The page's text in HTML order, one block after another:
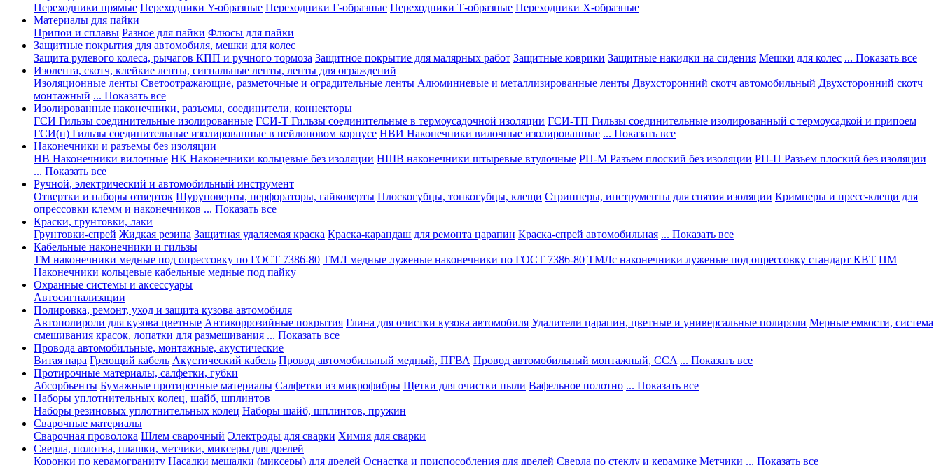
Переходники прямые Переходники Y-образные Переходники Г-образные Переходники Т-образные Переходники Х-образные
Материалы для пайки
Припои и сплавы Разное для пайки Флюсы для пайки
Защитные покрытия для автомобиля, мешки для колес
Защита рулевого колеса, рычагов КПП и ручного тормоза Защитное покрытие для малярных работ Защитные коврики Защитные накидки на сидения Мешки для колес ... Показать все
Изолента, скотч, клейкие ленты, сигнальные ленты, ленты для ограждений
Изоляционные ленты Светоотражающие, разметочные и оградительные ленты Алюминиевые и металлизированные ленты Двухсторонний скотч автомобильный Двухсторонний скотч
монтажный ... Показать все
Изолированные наконечники, разъемы, соединители, коннекторы
ГСИ Гильзы соединительные изолированные ГСИ-Т Гильзы соединительные в термоусадочной изоляции ГСИ-ТП Гильзы соединительные изолированный с термоусадкой и припоем
ГСИ(н) Гильзы соединительные изолированные в нейлоновом корпусе НВИ Наконечники вилочные изолированные ... Показать все
Наконечники и разъемы без изоляции
НВ Наконечники вилочные НК Наконечники кольцевые без изоляции НШВ наконечники штыревые втулочные РП-М Разъем плоский без изоляции РП-П Разъем плоский без изоляции
... Показать все
Ручной, электрический и автомобильный инструмент
Отвертки и наборы отверток Шуруповерты, перфораторы, гайковерты Плоскогубцы, тонкогубцы, клещи Стрипперы, инструменты для снятия изоляции Кримперы и пресс-клещи для
опрессовки клемм и наконечников ... Показать все
Краски, грунтовки, лаки
Грунтовки-спрей Жидкая резина Защитная удаляемая краска Краска-карандаш для ремонта царапин Краска-спрей автомобильная ... Показать все
Кабельные наконечники и гильзы
ТМ наконечники медные под опрессовку по ГОСТ 7386-80 ТМЛ медные луженые наконечники по ГОСТ 7386-80 ТМЛс наконечники луженые под опрессовку стандарт КВТ ПМ
Наконечники кольцевые кабельные медные под пайку
Охранные системы и аксессуары
Автосигнализации
Полировка, ремонт, уход и защита кузова автомобиля
Автополироли для кузова цветные Антикоррозийные покрытия Глина для очистки кузова автомобиля Удалители царапин, цветные и универсальные полироли Мерные емкости, система
смешивания красок, лопатки для размешивания ... Показать все
Провода автомобильные, монтажные, акустические
Витая пара Греющий кабель Акустический кабель Провод автомобильный медный, ПГВА Провод автомобильный монтажный, CCA ... Показать все
Протирочные материалы, салфетки, губки
Абсорбьенты Бумажные протирочные материалы Салфетки из микрофибры Щетки для очистки пыли Вафельное полотно ... Показать все
Наборы уплотнительных колец, шайб, шплинтов
Наборы резиновых уплотнительных колец Наборы шайб, шплинтов, пружин
Сварочные материалы
Сварочная проволока Шлем сварочный Электроды для сварки Химия для сварки
Сверла, полотна, плашки, метчики, миксеры для дрелей
Коронки по керамограниту Насадки мешалки (миксеры) для дрелей Оснастка и приспособления для дрелей Сверла по стеклу и керамике Метчики ... Показать все